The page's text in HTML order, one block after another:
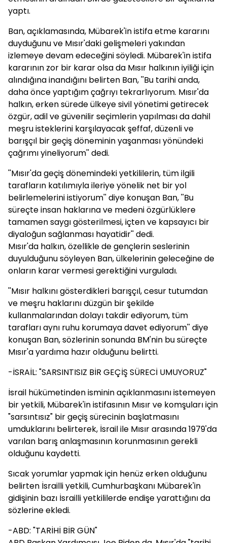
yaptı.
Ban, açıklamasında, Mübarek'in istifa etme kararını
duyduğunu ve Mısır'daki gelişmeleri yakından
izlemeye devam edeceğini söyledi. Mübarek'in istifa
kararının zor bir karar olsa da Mısır halkının iyiliği için
alındığına inandığını belirten Ban, ''Bu tarihi anda,
daha önce yaptığım çağrıyı tekrarlıyorum. Mısır'da
halkın, erken sürede ülkeye sivil yönetimi getirecek
özgür, adil ve güvenilir seçimlerin yapılması da dahil
meşru isteklerini karşılayacak şeffaf, düzenli ve
barışçıl bir geçiş döneminin yaşanması yönündeki
çağrımı yineliyorum'' dedi.
''Mısır'da geçiş dönemindeki yetkililerin, tüm ilgili
tarafların katılımıyla ileriye yönelik net bir yol
belirlemelerini istiyorum'' diye konuşan Ban, ''Bu
süreçte insan haklarına ve medeni özgürlüklere
tamamen saygı gösterilmesi, içten ve kapsayıcı bir
diyaloğun sağlanması hayatidir'' dedi.
Mısır'da halkın, özellikle de gençlerin seslerinin
duyulduğunu söyleyen Ban, ülkelerinin geleceğine de
onların karar vermesi gerektiğini vurguladı.
''Mısır halkını gösterdikleri barışçıl, cesur tutumdan
ve meşru haklarını düzgün bir şekilde
kullanmalarından dolayı takdir ediyorum, tüm
tarafları aynı ruhu korumaya davet ediyorum'' diye
konuşan Ban, sözlerinin sonunda BM'nin bu süreçte
Mısır'a yardıma hazır olduğunu belirtti.
-İSRAİL: "SARSINTISIZ BİR GEÇİŞ SÜRECİ UMUYORUZ"
İsrail hükümetinden isminin açıklanmasını istemeyen
bir yetkili, Mübarek'in istifasının Mısır ve komşuları için
"sarsıntısız" bir geçiş sürecinin başlatmasını
umduklarını belirterek, İsrail ile Mısır arasında 1979'da
varılan barış anlaşmasının korunmasının gerekli
olduğunu kaydetti.
Sıcak yorumlar yapmak için henüz erken olduğunu
belirten İsrailli yetkili, Cumhurbaşkanı Mübarek'in
gidişinin bazı İsrailli yetkililerde endişe yarattığını da
sözlerine ekledi.
-ABD: "TARİHİ BİR GÜN"